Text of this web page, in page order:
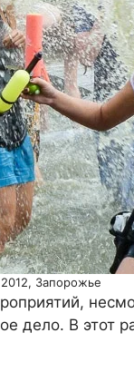
Запорожье
дело. В этот